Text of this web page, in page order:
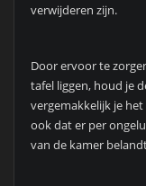
verwijderen zijn.
Door ervoor te
tafel liggen, houd je
vergemakkelijk je
ook dat er per
van de kamer